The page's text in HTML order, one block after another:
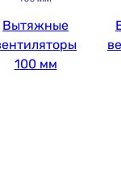
Вытяжные
100 мм